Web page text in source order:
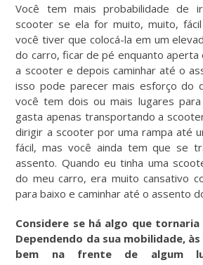
Você tem mais probabilidade de
scooter se ela for muito, muito,
você tiver que colocá-la em um
do carro, ficar de pé enquanto aperta
a scooter e depois caminhar até o
isso pode parecer mais esforço do
você tem dois ou mais lugares
gasta apenas transportando a
dirigir a scooter por uma rampa até
fácil, mas você ainda tem que se
assento. Quando eu tinha uma
do meu carro, era muito cansativo
para baixo e caminhar até o assento
Considere se há algo que
Dependendo da sua mobilidade,
bem na frente de algum